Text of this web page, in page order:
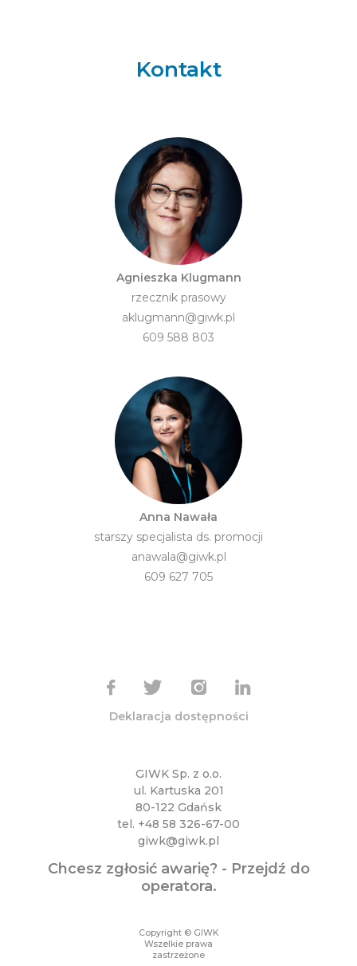
Kontakt
Agnieszka Klugmann
rzecznik prasowy
aklugmann@giwk.pl
609 588 803
Anna Nawała
starszy specjalista ds. promocji
anawala@giwk.pl
609 627 705
GIWK Sp. z o.o.
ul. Kartuska 201
80-122 Gdańsk
tel. +48 58 326-67-00
giwk@giwk.pl
Chcesz zgłosić awarię? - Przejdź do
operatora.
Copyright © GIWK
Wszelkie prawa
zastrzeżone
Deklaracja dostępności